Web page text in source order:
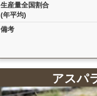
生産量全国割合
(年平均)
備考
アスパ